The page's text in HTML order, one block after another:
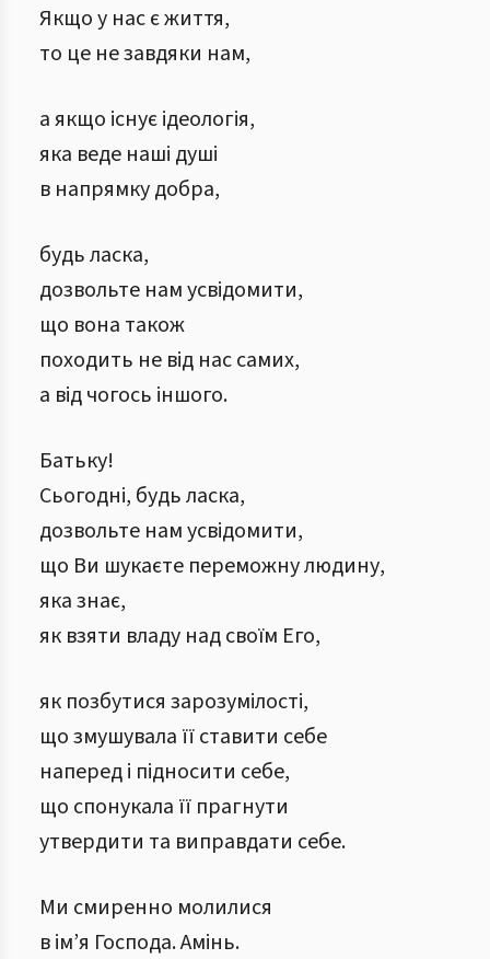
Якщо у нас є життя,
то це не завдяки нам,
а якщо існує ідеологія,
яка веде наші душі
в напрямку добра,
будь ласка,
дозвольте нам усвідомити,
що вона також
походить не від нас самих,
а від чогось іншого.
Батьку!
Сьогодні, будь ласка,
дозвольте нам усвідомити,
що Ви шукаєте переможну людину,
яка знає,
як взяти владу над своїм Его,
як позбутися зарозумілості,
що змушувала її ставити себе
наперед і підносити себе,
що спонукала її прагнути
утвердити та виправдати себе.
Ми смиренно молилися
в ім’я Господа. Амінь.